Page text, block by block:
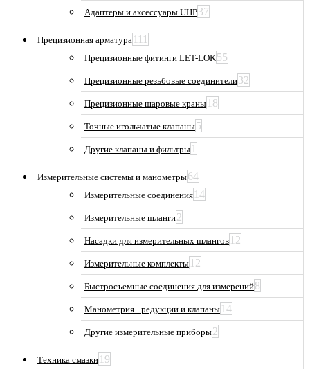
Адаптеры и аксессуары UHP37
Прецизионная арматура 111
Прецизионные фитинги LET-LOK55
Прецизионные резьбовые соединители32
Прецизионные шаровые краны 18
Точные игольчатые клапаны5
Другие клапаны и фильтры 1
Измерительные системы и манометры64
Измерительные соединения 14
Измерительные шланги2
Насадки для измерительных шлангов 12
Измерительные комплекты 12
Быстросъемные соединения для измерений8
Манометрия_ редукции и клапаны 14
Другие измерительные приборы2
Техника смазки 19